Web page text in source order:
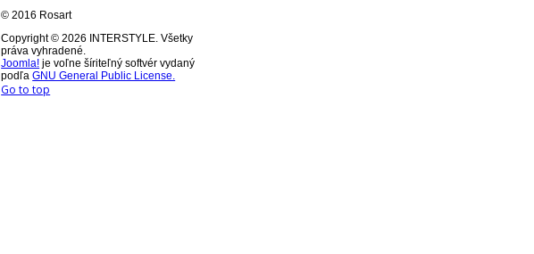
© 2016 Rosart
Copyright © 2026 INTERSTYLE. Všetky
práva vyhradené.
Joomla! je voľne šíriteľný softvér vydaný
podľaGNU General Public License.
Go to top